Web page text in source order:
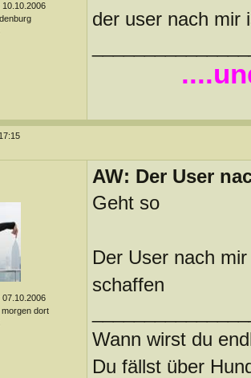
der user nach mir
dort
AW: Der User
Geht so
Der User nach
schaffen
Wann wirst du
Du fällst über